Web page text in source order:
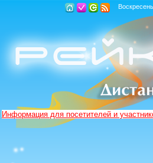
Информация для посетителей и